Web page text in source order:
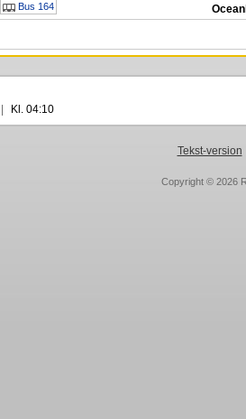
Bus 164
Kl. 04:10
Tekst-version
Copyright © 2026